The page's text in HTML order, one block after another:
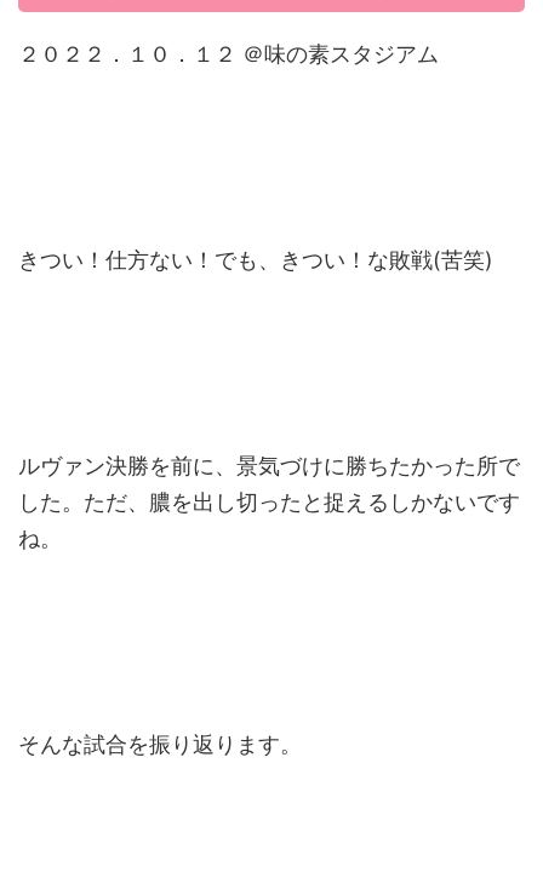
２０２２．１０．１２ ＠味の素スタジアム
きつい！仕方ない！でも、きつい！な敗戦(苦笑)
ルヴァン決勝を前に、景気づけに勝ちたかった所で
した。ただ、膿を出し切ったと捉えるしかないです
ね。
そんな試合を振り返ります。